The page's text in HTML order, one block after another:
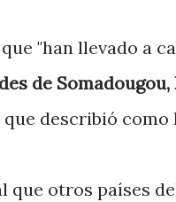
"han llevado a
de
que describió como
que otros países